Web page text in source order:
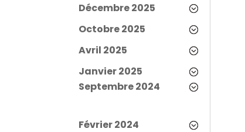
Décembre 2025
Octobre 2025
Avril 2025
Janvier 2025
Septembre 2024
Février 2024